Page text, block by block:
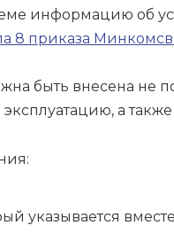
информацию об
8 приказа
быть внесена не
эксплуатацию, а
указывается